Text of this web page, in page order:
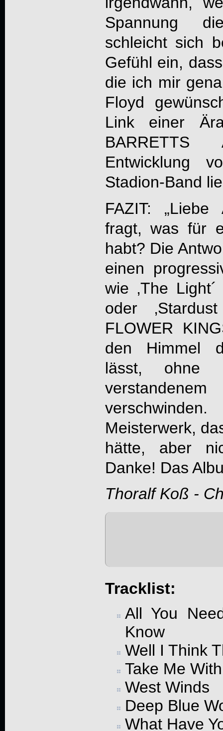
Spannung
schleicht sich
Gefühl ein,
die ich mir
Floyd
Link einer
Entwicklung
Stadion-Band
FAZIT:
fragt, was für
habt? Die
einen
wie ‚The
oder
FLOWER
den Himmel
lässt, ohne
Meisterwerk,
hätte, aber
Danke! Das
Thoralf Koß -
Tracklist:
All You
Know
Well I Think
Take Me
West Winds
Deep Blue
What Have